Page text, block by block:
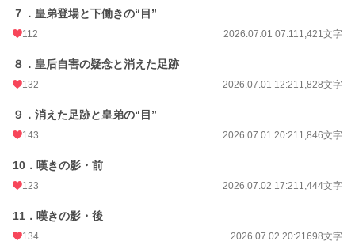
年間ポイント 108,347 pt (5,578 位)
７．皇弟登場と下働きの“目”
112 2026.07.01 07:111,421文字
８．皇后自害の疑念と消えた足跡
132 2026.07.01 12:211,828文字
９．消えた足跡と皇弟の“目”
143 2026.07.01 20:211,846文字
10．嘆きの影・前
123 2026.07.02 17:211,444文字
11．嘆きの影・後
134 2026.07.02 20:21698文字